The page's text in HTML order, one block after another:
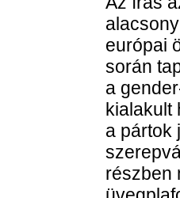
európai
során
a
kialakult
a pártok
részben